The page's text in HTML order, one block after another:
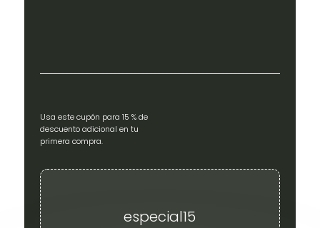
Usa este cupón para 15 % de
descuento adicional en tu
primera compra.
especial15